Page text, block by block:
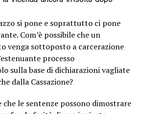
si pone e soprattutto ci pone
Com’è possibile che un
venga sottoposto a carcerazione
processo
sulla base di dichiarazioni vagliate
dalla Cassazione?
che le sentenze possono dimostrare